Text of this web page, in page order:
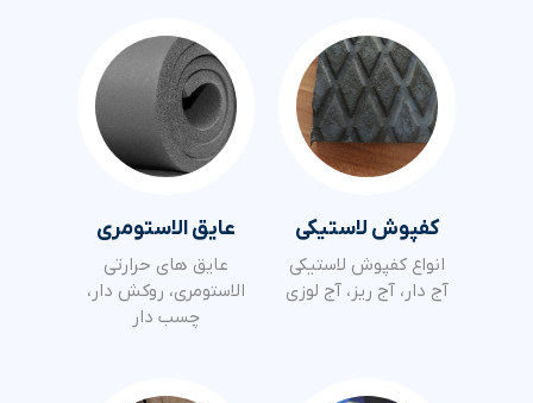
کفپوش لاستیکی
انواع کفپوش لاستیکی
آج دار، آج ریز، آج لوزی
عایق الاستومری
عایق های حرارتی
الاستومری، روکش دار،
چسب دار